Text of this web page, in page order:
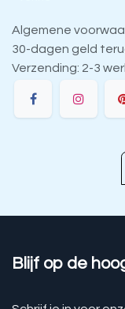
Algemene
30-dagen geld
Verzending: 2-3
Blijf op de